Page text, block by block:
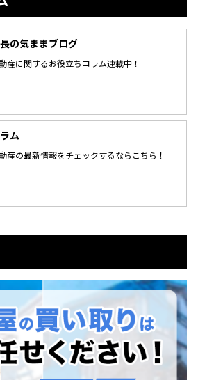
の気ままブログ
産に関するお役立ちコラム連載中！
ム
産の最新情報をチェックするならこちら！